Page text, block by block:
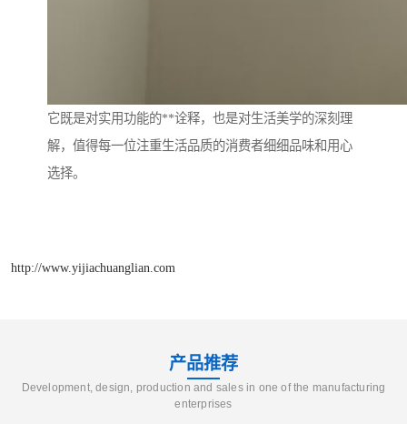
它既是对实用功能的**诠释，也是对生活美学的深刻理
解，值得每一位注重生活品质的消费者细细品味和用心
选择。
http://www.yijiachuanglian.com
产品推荐
Development, design, production and sales in one of the manufacturing
enterprises